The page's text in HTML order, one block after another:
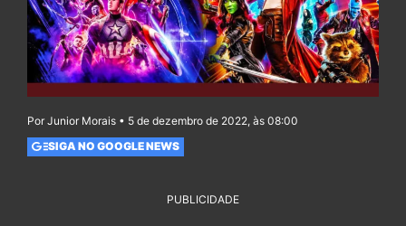
Por Junior Morais • 5 de dezembro de 2022, às 08:00
SIGA NO GOOGLE NEWS
PUBLICIDADE